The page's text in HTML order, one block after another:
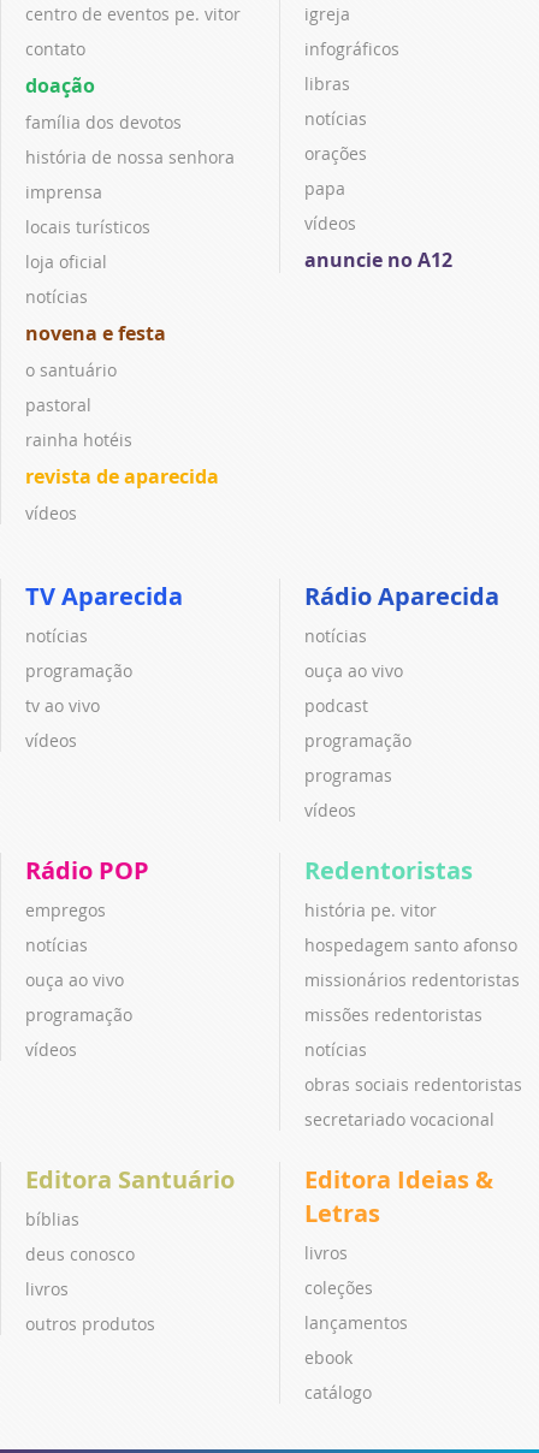
centro de eventos pe. vitor
contato
doação
família dos devotos
história de nossa senhora
imprensa
locais turísticos
loja oficial
notícias
novena e festa
o santuário
pastoral
rainha hotéis
revista de aparecida
vídeos
igreja
infográficos
libras
notícias
orações
papa
vídeos
anuncie no A12
TV Aparecida
notícias
programação
tv ao vivo
vídeos
Rádio Aparecida
notícias
ouça ao vivo
podcast
programação
programas
vídeos
Rádio POP
empregos
notícias
ouça ao vivo
programação
vídeos
Redentoristas
história pe. vitor
hospedagem santo afonso
missionários redentoristas
missões redentoristas
notícias
obras sociais redentoristas
secretariado vocacional
Editora Santuário
bíblias
deus conosco
livros
outros produtos
Editora Ideias &
Letras
livros
coleções
lançamentos
ebook
catálogo